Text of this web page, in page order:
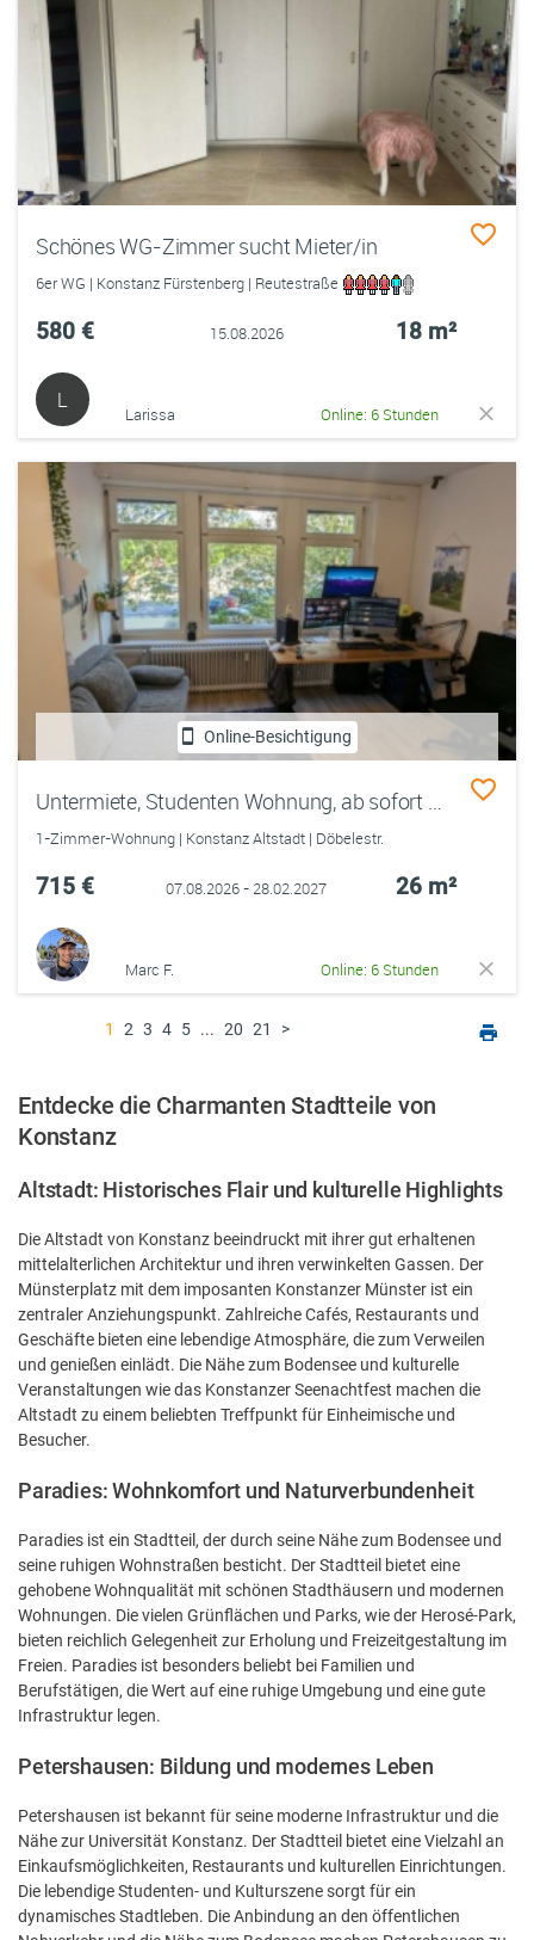
Schönes WG-Zimmer sucht Mieter/in
6er WG | Konstanz Fürstenberg | Reutestraße
580 € 15.08.2026 18 m²
L
Larissa Online: 6 Stunden
Online-Besichtigung
Untermiete, Studenten Wohnung, ab sofort bis Februar
1-Zimmer-Wohnung | Konstanz Altstadt | Döbelestr.
715 € 07.08.2026 - 28.02.2027 26 m²
Marc F. Online: 6 Stunden
1 2 3 4 5 ... 20 21 >
Entdecke die Charmanten Stadtteile von
Konstanz
Altstadt: Historisches Flair und kulturelle Highlights
Die Altstadt von Konstanz beeindruckt mit ihrer gut erhaltenen
mittelalterlichen Architektur und ihren verwinkelten Gassen. Der
Münsterplatz mit dem imposanten Konstanzer Münster ist ein
zentraler Anziehungspunkt. Zahlreiche Cafés, Restaurants und
Geschäfte bieten eine lebendige Atmosphäre, die zum Verweilen
und genießen einlädt. Die Nähe zum Bodensee und kulturelle
Veranstaltungen wie das Konstanzer Seenachtfest machen die
Altstadt zu einem beliebten Treffpunkt für Einheimische und
Besucher.
Paradies: Wohnkomfort und Naturverbundenheit
Paradies ist ein Stadtteil, der durch seine Nähe zum Bodensee und
seine ruhigen Wohnstraßen besticht. Der Stadtteil bietet eine
gehobene Wohnqualität mit schönen Stadthäusern und modernen
Wohnungen. Die vielen Grünflächen und Parks, wie der Herosé-Park,
bieten reichlich Gelegenheit zur Erholung und Freizeitgestaltung im
Freien. Paradies ist besonders beliebt bei Familien und
Berufstätigen, die Wert auf eine ruhige Umgebung und eine gute
Infrastruktur legen.
Petershausen: Bildung und modernes Leben
Petershausen ist bekannt für seine moderne Infrastruktur und die
Nähe zur Universität Konstanz. Der Stadtteil bietet eine Vielzahl an
Einkaufsmöglichkeiten, Restaurants und kulturellen Einrichtungen.
Die lebendige Studenten- und Kulturszene sorgt für ein
dynamisches Stadtleben. Die Anbindung an den öffentlichen